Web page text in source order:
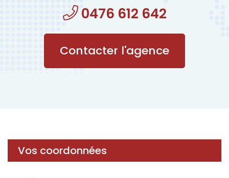
0476 612 642
Contacter l'agence
Vos coordonnées